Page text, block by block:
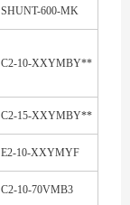
SHUNT-600-MK
C2-10-XXYMBY**
C2-15-XXYMBY**
E2-10-XXYMYF
C2-10-70VMB3